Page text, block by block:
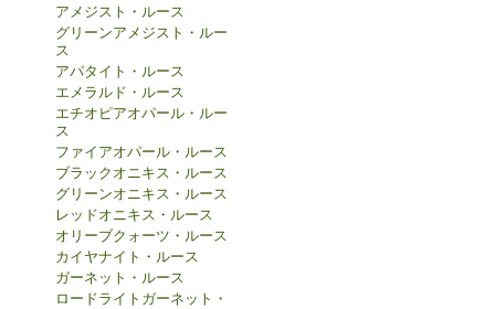
アメジスト・ルース
グリーンアメジスト・ルー
ス
アパタイト・ルース
エメラルド・ルース
エチオピアオパール・ルー
ス
ファイアオパール・ルース
ブラックオニキス・ルース
グリーンオニキス・ルース
レッドオニキス・ルース
オリーブクォーツ・ルース
カイヤナイト・ルース
ガーネット・ルース
ロードライトガーネット・